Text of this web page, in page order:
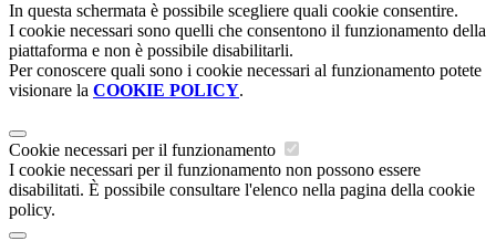
In questa schermata è possibile scegliere quali cookie consentire.
I cookie necessari sono quelli che consentono il funzionamento della
piattaforma e non è possibile disabilitarli.
Per conoscere quali sono i cookie necessari al funzionamento potete
visionare la COOKIE POLICY.
Cookie necessari per il funzionamento
I cookie necessari per il funzionamento non possono essere
disabilitati. È possibile consultare l'elenco nella pagina della cookie
policy.